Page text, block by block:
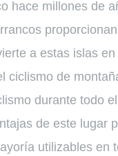
hace millones de
a estas islas
ciclismo de
durante todo
de este lugar
utilizables en